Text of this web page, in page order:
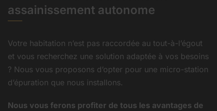
assainissement autonome
Votre habitation n’est pas raccordée au tout-à-l’égout
et vous recherchez une solution adaptée à vos besoins
? Nous vous proposons d’opter pour une micro-station
d’épuration que nous installons.
Nous vous ferons profiter de tous les avantages de